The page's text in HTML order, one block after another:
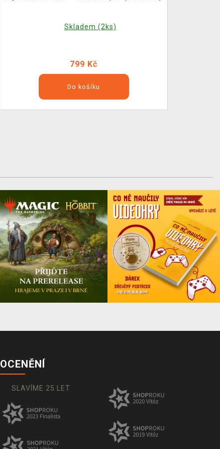
Skladem (2ks)
799 Kč
Do košíku
OCENĚNÍ
SLAVÍME 25 LET